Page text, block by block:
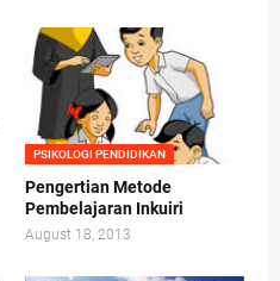
PSIKOLOGI PENDIDIKAN
Pengertian Metode
Pembelajaran Inkuiri
August 18, 2013